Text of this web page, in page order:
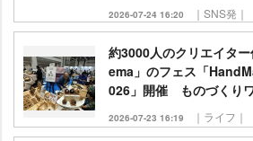
2026-07-24 16:20 ｜SNS発｜
約3000人のクリエイタ
ema」のフェス「
026」開催 ものづくり
2026-07-23 16:19 ｜ライフ｜